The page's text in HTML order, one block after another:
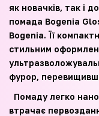
як новачків, так і
помада Bogenia
Bogenia. Її
стильним
фурор,
Помаду легко
втрачає